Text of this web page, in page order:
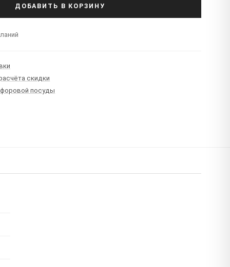
ДОБАВИТЬ В КОРЗИНУ
скидки
посуды